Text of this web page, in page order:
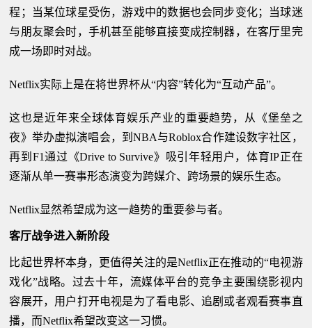
程；当某位球星受伤，游戏中的数据也会同步变化；当球迷
与朋友聚会时，手机甚至能够直接变成控制器，在客厅里完
成一场即时对战。
Netflix实际上是在将世界杯从“内容”转化为“互动产品”。
这也是近年来全球体育娱乐产业的重要趋势，从《堡垒之
夜》举办虚拟演唱会，到NBA与Roblox合作建设数字社区，
再到F1通过《Drive to Survive》吸引年轻用户，体育IP正在
逐渐从单一赛事形态演变为跨媒介、跨场景的娱乐生态。
Netflix显然希望成为这一趋势的重要参与者。
客厅战争进入新阶段
比起世界杯本身，更值得关注的是Netflix正在推动的“电视游
戏化”战略。过去十年，流媒体平台的竞争主要围绕影视内
容展开，用户打开电视是为了看电影、追剧或者观看赛事直
播，而Netflix希望改变这一习惯。